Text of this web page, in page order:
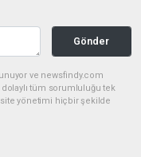
Gönder
ve newsfindy.com
dolaylı tüm sorumluluğu tek
site yönetimi hiçbir şekilde